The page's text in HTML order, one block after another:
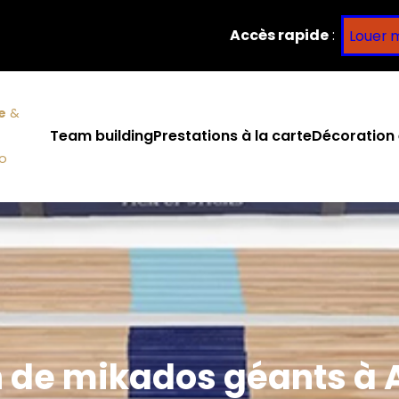
Accès rapide: Louer
&
Team buildingPrestations à la carteDécoration
de mikados géants à